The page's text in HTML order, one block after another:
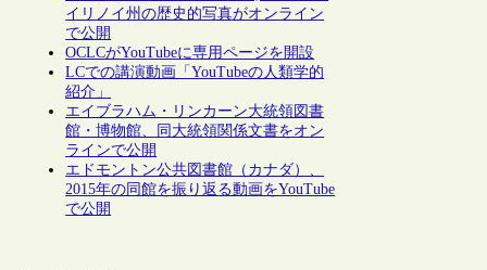
イリノイ州の歴史的写真がオンライン
で公開
OCLCがYouTubeに専用ページを開設
LCでの講演動画「YouTubeの人類学的
紹介」
エイブラハム・リンカーン大統領図書
館・博物館、同大統領関係文書をオン
ラインで公開
エドモントン公共図書館（カナダ）、
2015年の同館を振り返る動画をYouTube
で公開